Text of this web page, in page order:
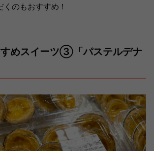
のもおすすめ！
すめスイーツ③「パステルデナ